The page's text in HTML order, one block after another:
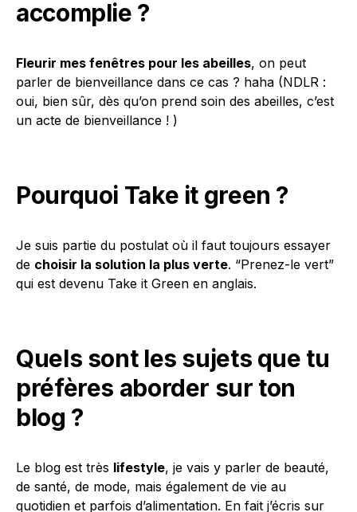
accomplie ?
Fleurir mes fenêtres pour les abeilles, on peut
parler de bienveillance dans ce cas ? haha (NDLR :
oui, bien sûr, dès qu’on prend soin des abeilles, c’est
un acte de bienveillance ! )
Pourquoi Take it green ?
Je suis partie du postulat où il faut toujours essayer
de choisir la solution la plus verte. “Prenez-le vert”
qui est devenu Take it Green en anglais.
Quels sont les sujets que tu
préfères aborder sur ton
blog ?
Le blog est très lifestyle, je vais y parler de beauté,
de santé, de mode, mais également de vie au
quotidien et parfois d’alimentation. En fait j’écris sur